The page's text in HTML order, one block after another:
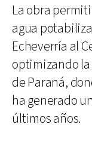
La obra
agua
Echeverría al
optimizando
de Paraná,
ha generado
últimos años.